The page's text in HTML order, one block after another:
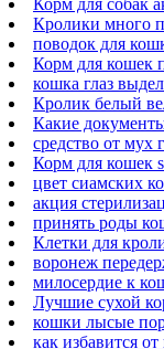
Кролики много
поводок для
Корм для кошек
кошка глаз
Кролик белый
Какие
средство от мух
Корм для кошек
цвет сиамских
акция
принять роды
Клетки для
воронеж
милосердие к
Лучшие сухой
кошки лысые
как избавится